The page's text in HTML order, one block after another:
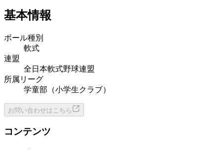
基本情報
ボール種別
軟式
連盟
全日本軟式野球連盟
所属リーグ
学童部（小学生クラブ）
お問い合わせはこちら
コンテンツ